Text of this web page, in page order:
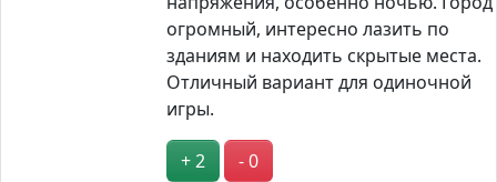
огромный, интересно лазить по
зданиям и находить скрытые места.
Отличный вариант для одиночной
игры.
+ 2
- 0